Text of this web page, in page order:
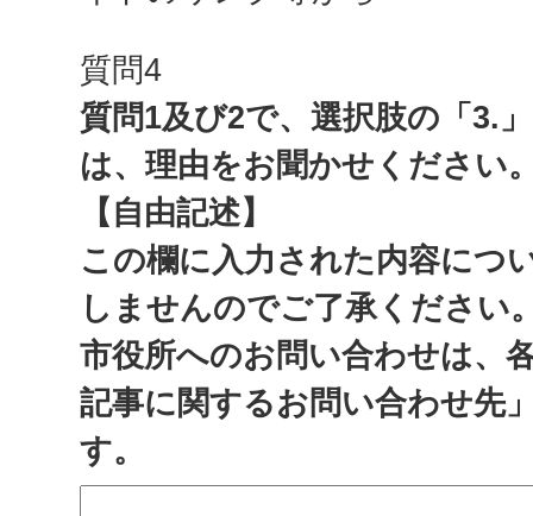
質問4
質問1及び2で、選択肢の「3.
は、理由をお聞かせください
【自由記述】
この欄に入力された内容につ
しませんのでご了承ください
市役所へのお問い合わせは、
記事に関するお問い合わせ先
す。